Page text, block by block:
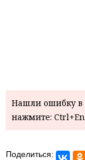
Нашли ошибку в
нажмите:
Поделиться: